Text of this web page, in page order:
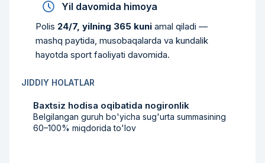
Yil davomida himoya
Polis 24/7, yilning 365 kuni amal qiladi —
mashq paytida, musobaqalarda va kundalik
hayotda sport faoliyati davomida.
JIDDIY HOLATLAR
Baxtsiz hodisa oqibatida nogironlik
Belgilangan guruh bo'yicha sug'urta summasining
60–100% miqdorida to'lov